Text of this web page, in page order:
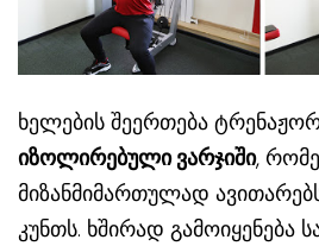
ხელების შეერთება
იზოლირებული ვარჯიში,
მიზანმიმართულად
კუნთს. ხშირად გამოიყენება